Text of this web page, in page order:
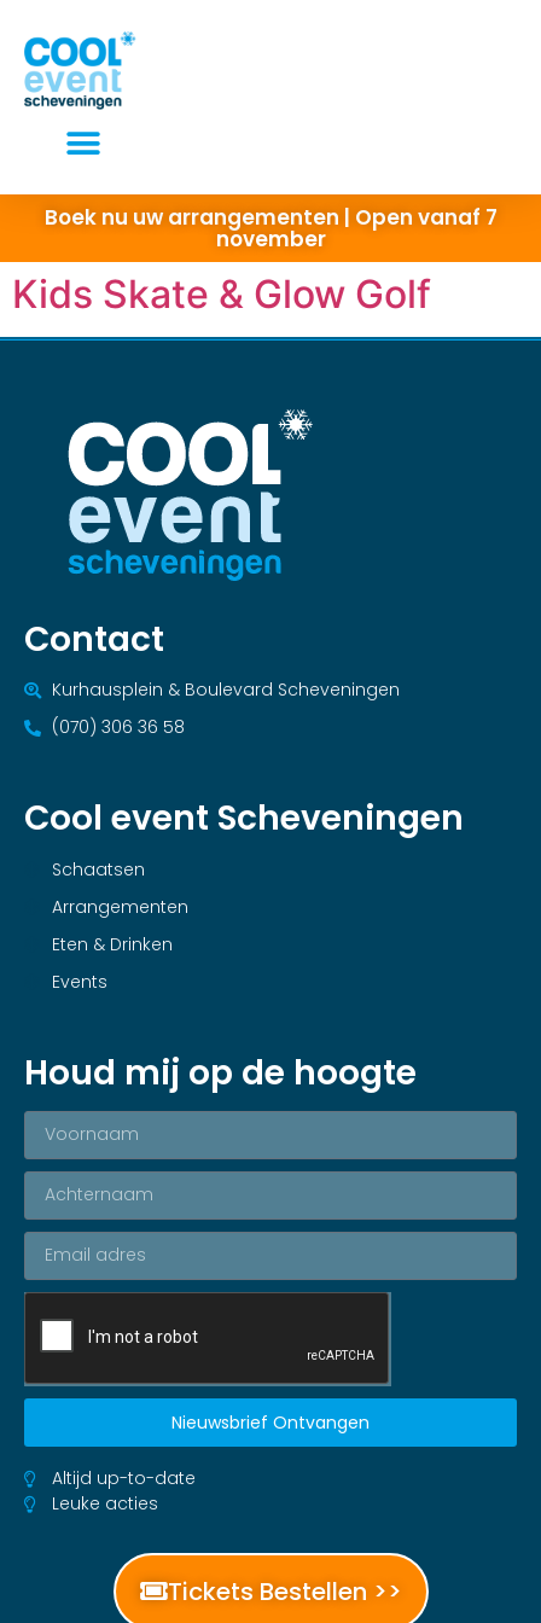
Elke dag open van 10 tot 22 uur
Boek nu uw arrangementen | Open vanaf 7
november
Kids Skate & Glow Golf
Contact
Kurhausplein & Boulevard Scheveningen
(070) 306 36 58
Cool event Scheveningen
Schaatsen
Arrangementen
Eten & Drinken
Events
Houd mij op de hoogte
Nieuwsbrief Ontvangen
Altijd up-to-date
Leuke acties
Tickets Bestellen >>